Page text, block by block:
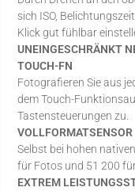
sich ISO,
Klick gut fühlbar
UNEINGESCHRÄNKT
TOUCH-FN
Fotografieren Sie aus
dem Touch-
Tastensteuerungen zu.
Selbst bei hohen
für Fotos und 51 200
EXTREM